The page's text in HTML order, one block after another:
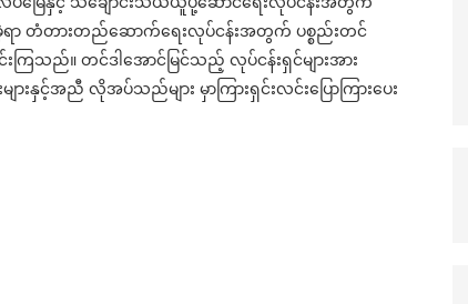
ခဲ့ရာ တံတားတည်ဆောက်ရေးလုပ်ငန်းအတွက် ပစ္စည်းတင်
ြသည်။ တင်ဒါအောင်မြင်သည့် လုပ်ငန်းရှင်များအား
းနှင့်အညီ လိုအပ်သည်များ မှာကြားရှင်းလင်းပြောကြားပေး